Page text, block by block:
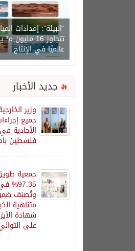
“البيئة”: إمدادات
عالميًا في الإنتاج
جديد الأخبار
وزير
جميع
الأحادية
فلسطين
جمعية
وتُصنف ضمن
متناهية
شهادة
على